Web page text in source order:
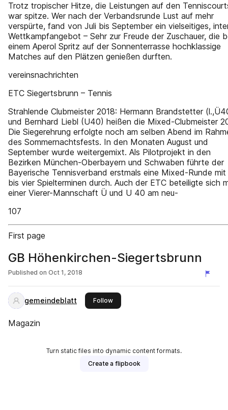
Trotz tropischer Hitze, die Leistungen auf den
war spitze. Wer nach der Verbandsrunde Lust auf mehr
verspürte, fand von Juli bis September ein vielseitiges,
Wettkampfangebot – Sehr zur Freude der Zuschauer, die
einem Aperol Spritz auf der Sonnenterrasse hochklassige
Matches auf den Plätzen genießen durften.
vereinsnachrichten
ETC Siegertsbrunn – Tennis
Strahlende Clubmeister 2018: Hermann Brandstetter
und Bernhard Liebl (U40) heißen die Mixed-Clubmeister
Die Siegerehrung erfolgte noch am selben Abend im
des Sommernachtsfests. In den Monaten August und
September wurde weitergemixt. Als Pilotprojekt in den
Bezirken München-Oberbayern und Schwaben führte der
Bayerische Tennisverband erstmals eine Mixed-Runde mit
bis vier Spielterminen durch. Auch der ETC beteiligte sich
einer Vierer-Mannschaft Ü und U 40 am neu-
107
First page
GB Höhenkirchen-Siegertsbrunn
Published on Oct 1, 2018
gemeindeblatt Followthis publisher
Magazin
Turn static files into dynamic content formats.
Create a flipbook